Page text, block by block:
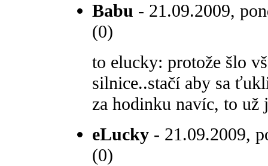
Babu - 21.09.2009,
(0)
to elucky: protože šlo
silnice..stačí aby sa
za hodinku navíc, to už
eLucky - 21.09.2009,
(0)